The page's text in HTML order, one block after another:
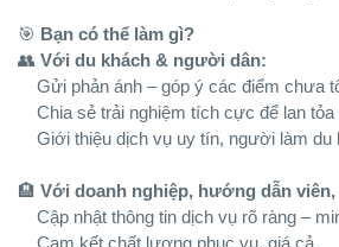
🎯 Bạn có thể làm gì?
👥 Với du khách & người dân:
Gửi phản ánh – góp ý các điểm chưa
Chia sẻ trải nghiệm tích cực để lan tỏa
Giới thiệu dịch vụ uy tín, người làm du
🏨 Với doanh nghiệp, hướng dẫn viên,
Cập nhật thông tin dịch vụ rõ ràng –
Cam kết chất lượng phục vụ, giá cả